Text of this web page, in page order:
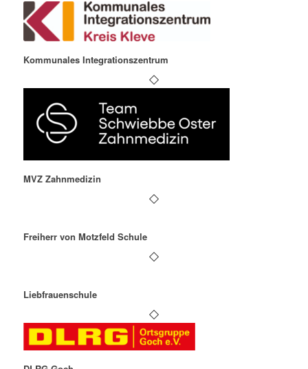
Kommunales Integrationszentrum
MVZ Zahnmedizin
Freiherr von Motzfeld Schule
Liebfrauenschule